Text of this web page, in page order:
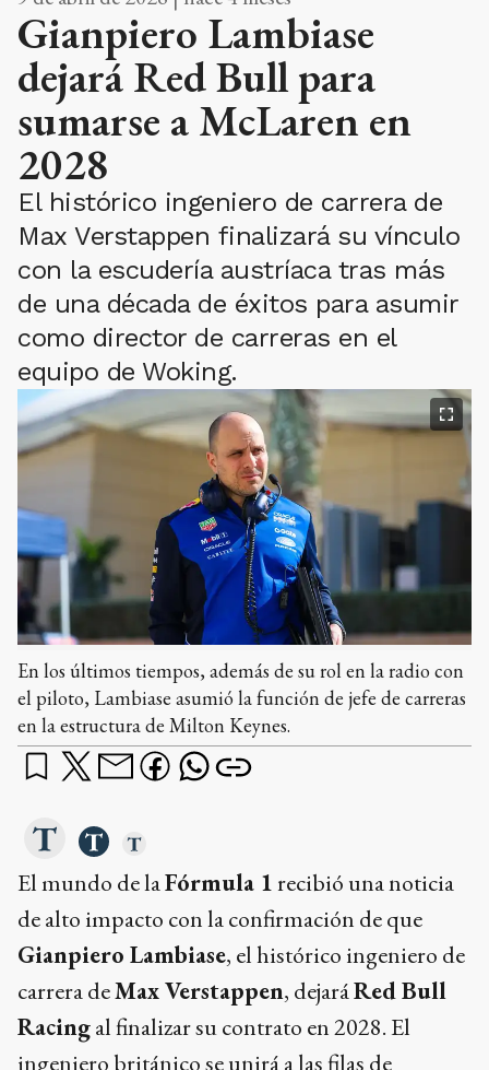
Gianpiero Lambiase
dejará Red Bull para
sumarse a McLaren en
2028
El histórico ingeniero de carrera de
Max Verstappen finalizará su vínculo
con la escudería austríaca tras más
de una década de éxitos para asumir
como director de carreras en el
equipo de Woking.
En los últimos tiempos, además de su rol en la radio con
el piloto, Lambiase asumió la función de jefe de carreras
en la estructura de Milton Keynes.
El mundo de laFórmula 1recibió una noticia
de alto impacto con la confirmación de que
Gianpiero Lambiase, el histórico ingeniero de
carrera deMax Verstappen, dejaráRed Bull
Racingal finalizar su contrato en 2028. El
ingeniero británico se unirá a las filas de